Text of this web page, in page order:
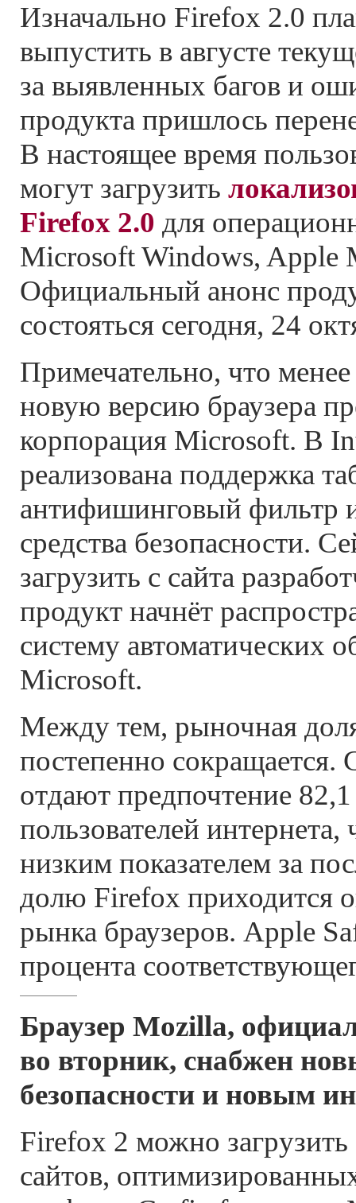
Изначально Firefox 2.0
выпустить в августе
за выявленных багов и
продукта пришлось
В настоящее время
могут загрузить
Firefox 2.0 для
Microsoft Windows, Apple
Официальный анонс
состояться сегодня, 24
Примечательно, что
новую версию браузера
корпорация Microsoft. В
реализована поддержка
антифишинговый фильтр
средства безопасности.
загрузить с сайта
продукт начнёт
систему автоматических
Microsoft.
Между тем, рыночная
постепенно сокращается.
отдают предпочтение
пользователей
низким показателем за
долю Firefox приходится
рынка браузеров. Apple
процента
Браузер Mozilla,
во вторник, снабжен
безопасности и новым
Firefox 2 можно
сайтов,